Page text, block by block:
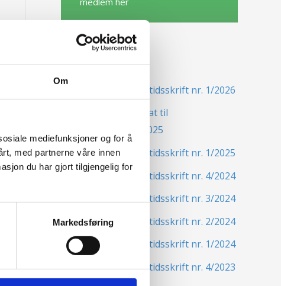
Om
mediefunksjoner og for å
med partnerne våre innen
du har gjort tilgjengelig for
Markedsføring
Nordisk Forsikringstidsskrift nr. 1/2026
Nominer din kandidat til
Forsikringsprisen 2025
Nordisk Forsikringstidsskrift nr. 1/2025
Nordisk Forsikringstidsskrift nr. 4/2024
Nordisk Forsikringstidsskrift nr. 3/2024
Nordisk Forsikringstidsskrift nr. 2/2024
Nordisk Forsikringstidsskrift nr. 1/2024
Nordisk Forsikringstidsskrift nr. 4/2023